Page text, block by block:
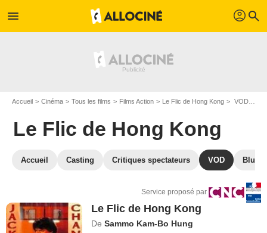
menu profil search
Accueil Cinéma Tous les films Films Action Le Flic de Hong Kong VOD Le Flic de Hong Kong
Le Flic de Hong Kong
Accueil Casting Critiques spectateurs VOD Blu-
Service proposé par
Le Flic de Hong Kong
De Sammo Kam-Bo Hung